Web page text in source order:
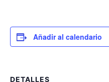
Añadir al calendario
DETALLES